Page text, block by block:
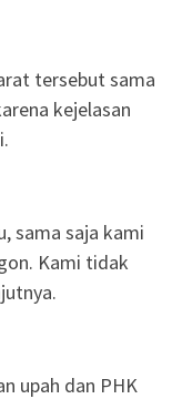
tersebut sama
kejelasan
sama saja kami
Kami tidak
upah dan PHK